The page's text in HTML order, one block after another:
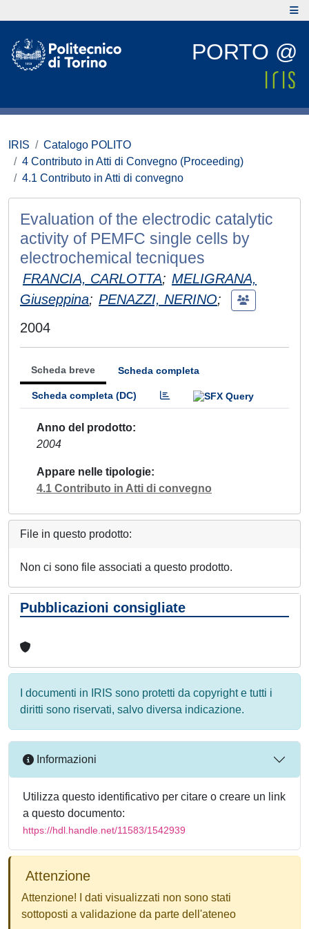
PORTO @
IRIS
Catalogo POLITO
4 Contributo in Atti di Convegno (Proceeding)
4.1 Contributo in Atti di convegno
Evaluation of the electrodic catalytic
activity of PEMFC single cells by
electrochemical tecniques
FRANCIA, CARLOTTA; MELIGRANA,
Giuseppina; PENAZZI, NERINO;
2004
Scheda breve Scheda completa
Scheda completa (DC)
Anno del prodotto
2004
Appare nelle tipologie
4.1 Contributo in Atti di convegno
File in questo prodotto:
Non ci sono file associati a questo prodotto.
Pubblicazioni consigliate
I documenti in IRIS sono protetti da copyright e tutti i
diritti sono riservati, salvo diversa indicazione.
Informazioni
Utilizza questo identificativo per citare o creare un link
a questo documento:
https://hdl.handle.net/11583/1542939
Attenzione
Attenzione! I dati visualizzati non sono stati
sottoposti a validazione da parte dell'ateneo